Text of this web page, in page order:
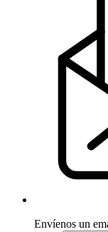
Envíenos un